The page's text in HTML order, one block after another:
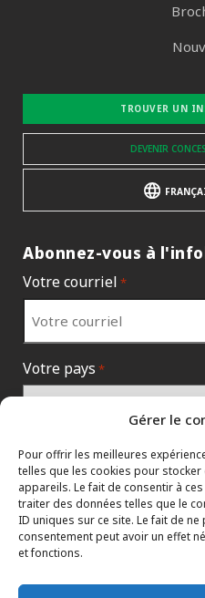
Gérer le
Pour offrir les meilleures
telles que les cookies pour
appareils. Le fait de consentir à
traiter des données telles que le
ID uniques sur ce site. Le fait de
consentement peut avoir un effet
et fonctions.
TROUVER UN
DEVENIR
Abonnez-vous à
Votre courriel *
Votre pays *